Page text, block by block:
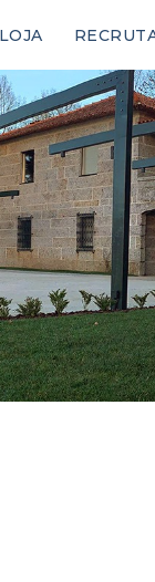
LOJA